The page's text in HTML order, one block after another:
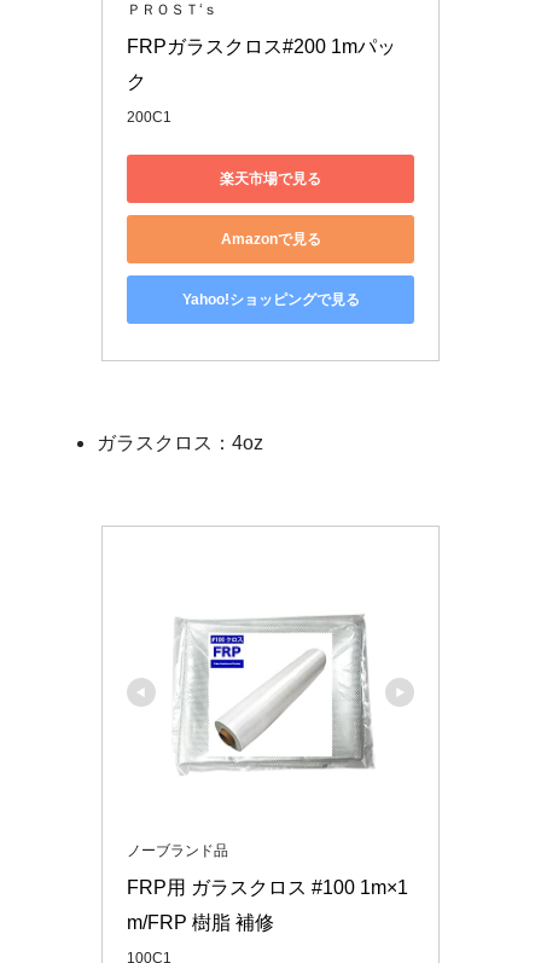
ＰＲＯＳＴ‘ｓ
FRPガラスクロス#200 1mパッ
ク
200C1
楽天市場で見る
Amazonで見る
Yahoo!ショッピングで見る
ガラスクロス：4oz
ノーブランド品
FRP用 ガラスクロス #100 1m×1
m/FRP 樹脂 補修
100C1